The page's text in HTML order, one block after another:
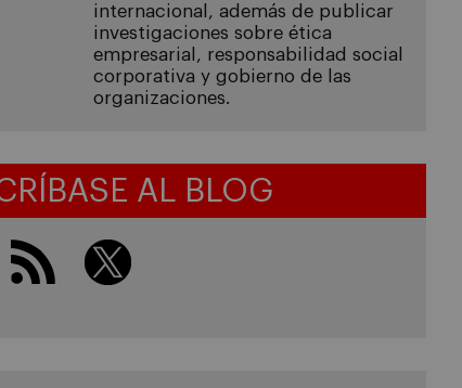
internacional, además de publicar
investigaciones sobre ética
empresarial, responsabilidad social
corporativa y gobierno de las
organizaciones.
AL BLOG